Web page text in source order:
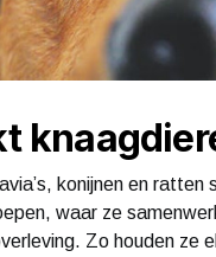
konijnen en
waar ze
Zo houden ze